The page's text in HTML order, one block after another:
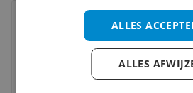
Vergelijken
Bekijk product
ALLES
ALLES